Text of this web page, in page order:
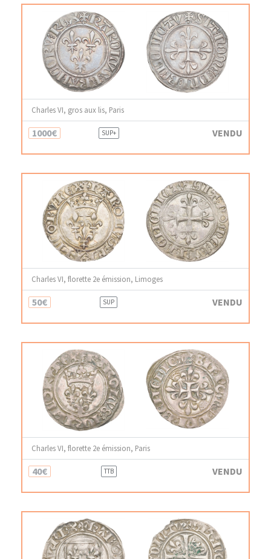
Charles VI, gros aux lis, Paris
1000€ SUP+ VENDU
Charles VI, florette 2e émission, Limoges
50€ SUP VENDU
Charles VI, florette 2e émission, Paris
40€ TTB VENDU